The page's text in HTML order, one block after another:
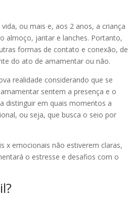
ou mais e, aos 2 anos, a criança
almoço, jantar e lanches. Portanto,
formas de contato e conexão, de
do ato de amamentar ou não.
realidade considerando que se
sentem a presença e o
distinguir em quais momentos a
ou seja, que busca o seio por
x emocionais não estiverem claras,
o estresse e desafios com o